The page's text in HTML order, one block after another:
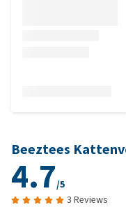
Beeztees
4.7/5
3 Reviews